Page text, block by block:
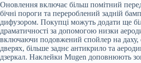
Оновлення включає більш помітний
бічні пороги та перероблений задній
дифузором. Покупці можуть додати ще
драматичності за допомогою низки
включаючи подовжений спойлер на даху,
дверях, більше заднє антикрило та
дзеркал. Наклейки Mugen доповнюють